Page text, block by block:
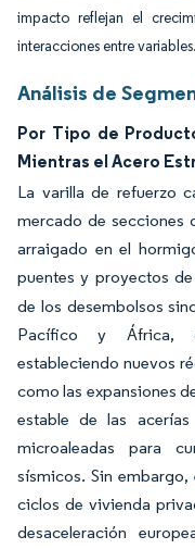
impacto reflejan el
interacciones entre variables.
Análisis de
Por Tipo de
Mientras el Acero
La varilla de refuerzo
mercado de secciones
arraigado en el
puentes y proyectos
de los desembolsos
Pacífico y África,
estableciendo nuevos
como las expansiones
estable de las
microaleadas para
sísmicos. Sin
ciclos de vivienda
desaceleración